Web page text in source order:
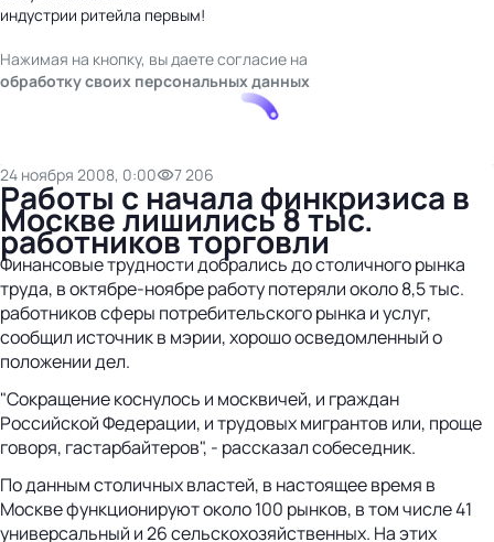
индустрии ритейла первым!
Нажимая на кнопку, вы даете согласие на
обработку своих персональных данных
24 ноября 2008, 0:00 7 206
Работы с начала финкризиса в
Москве лишились 8 тыс.
работников торговли
Финансовые трудности добрались до столичного рынка
труда, в октябре-ноябре работу потеряли около 8,5 тыс.
работников сферы потребительского рынка и услуг,
сообщил источник в мэрии, хорошо осведомленный о
положении дел.
"Сокращение коснулось и москвичей, и граждан
Российской Федерации, и трудовых мигрантов или, проще
говоря, гастарбайтеров", - рассказал собеседник.
По данным столичных властей, в настоящее время в
Москве функционируют около 100 рынков, в том числе 41
универсальный и 26 сельскохозяйственных. На этих